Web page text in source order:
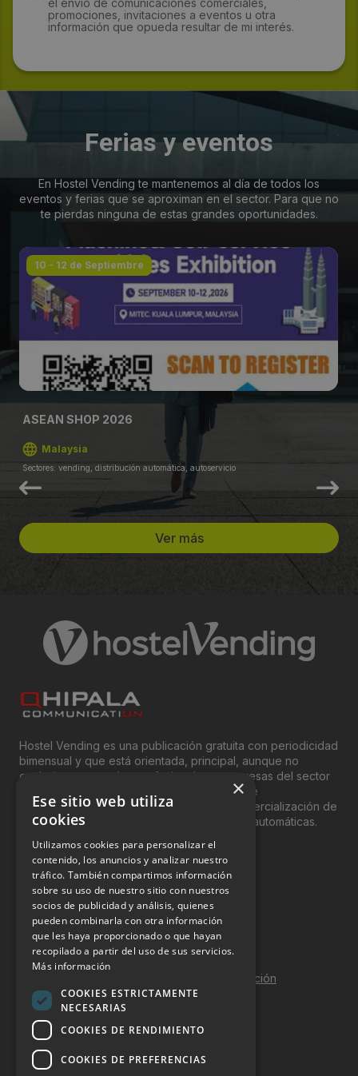
el envío de comunicaciones comerciales,
promociones, invitaciones a eventos u otra
información que opueda resultar de mi interés.
Ferias y eventos
En Hostel Vending te mantenemos al día de todos los
eventos y ferias que se aproximan en el sector. Para que no
te pierdas ninguna de estas grandes oportunidades.
10 - 12 de Septiembre
ASEAN SHOP 2026
Malaysia
Sectores: vending, distribución automática, autoservicio
Ver más
Hostel Vending es una publicación gratuita con periodicidad
bimensual y que está orientada, principal, aunque no
exclusivamente, a los profesionales y empresas del sector
del “Vending”; nombre con el que se conoce
genéricamente entre profesionales a la comercialización de
productos y servicios a través de máquinas automáticas.
INFORMACIÓN LEGAL
Aviso Legal
Política de Privacidad
Política de Cookies
Política de calidad y seguridad de la información
Contacto
×
Ese sitio web utiliza
cookies
Utilizamos cookies para personalizar el
contenido, los anuncios y analizar nuestro
tráfico. También compartimos información
sobre su uso de nuestro sitio con nuestros
socios de publicidad y análisis, quienes
pueden combinarla con otra información
que les haya proporcionado o que hayan
recopilado a partir del uso de sus servicios.
Más información
COOKIES ESTRICTAMENTE
NECESARIAS
COOKIES DE RENDIMIENTO
COOKIES DE PREFERENCIAS